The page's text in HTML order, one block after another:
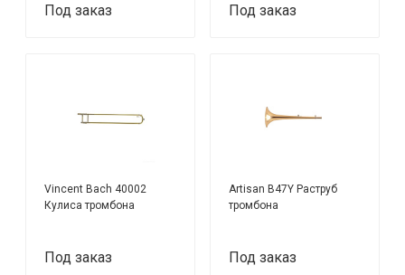
Под заказ Под заказ
Vincent Bach 40002
Кулиса тромбона
Под заказ
Artisan B47Y Раструб
тромбона
Под заказ